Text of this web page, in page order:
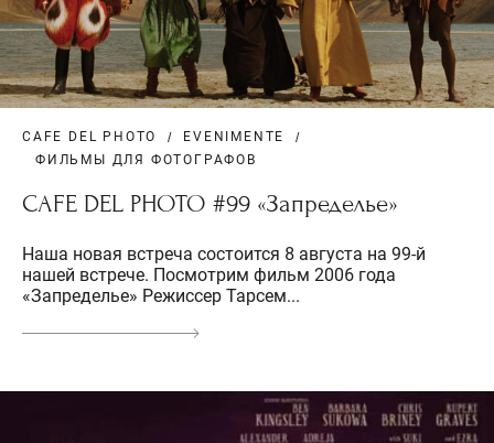
CAFE DEL PHOTO
EVENIMENTE
ФИЛЬМЫ ДЛЯ ФОТОГРАФОВ
CAFE DEL PHOTO #99 «Запределье»
Наша новая встреча состоится 8 августа на 99-й
нашей встрече. Посмотрим фильм 2006 года
«Запределье» Режиссер Тарсем...